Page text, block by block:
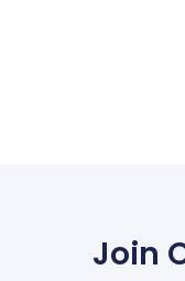
Join